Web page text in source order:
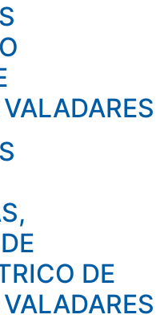
DE